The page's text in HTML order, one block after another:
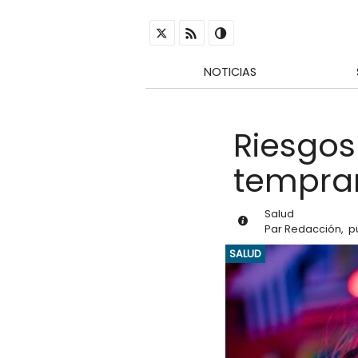
NOTICIAS
Salud
ParRedacción,
SALUD